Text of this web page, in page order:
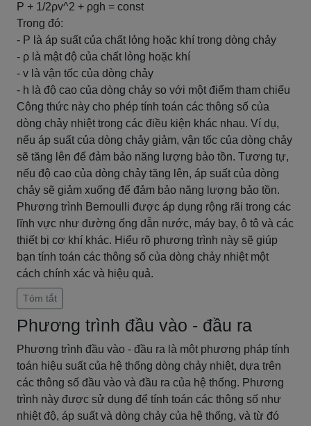
P + 1/2ρv^2 + ρgh = const
Trong đó:
- P là áp suất của chất lỏng hoặc khí trong dòng chảy
- ρ là mật độ của chất lỏng hoặc khí
- v là vận tốc của dòng chảy
- h là độ cao của dòng chảy so với một điểm tham chiếu
Công thức này cho phép tính toán các thông số của
dòng chảy nhiệt trong các điều kiện khác nhau. Ví dụ,
nếu áp suất của dòng chảy giảm, vận tốc của dòng chảy
sẽ tăng lên để đảm bảo năng lượng bảo tồn. Tương tự,
nếu độ cao của dòng chảy tăng lên, áp suất của dòng
chảy sẽ giảm xuống để đảm bảo năng lượng bảo tồn.
Phương trình Bernoulli được áp dụng rộng rãi trong các
lĩnh vực như đường ống dẫn nước, máy bay, ô tô và các
thiết bị cơ khí khác. Hiểu rõ phương trình này sẽ giúp
bạn tính toán các thông số của dòng chảy nhiệt một
cách chính xác và hiệu quả.
Tóm tắt
Phương trình đầu vào - đầu ra
Phương trình đầu vào - đầu ra là một phương pháp tính
toán hiệu suất của hệ thống dòng chảy nhiệt, dựa trên
các thông số đầu vào và đầu ra của hệ thống. Phương
trình này được sử dụng để tính toán các thông số như
nhiệt độ, áp suất và dòng chảy của hệ thống, và từ đó